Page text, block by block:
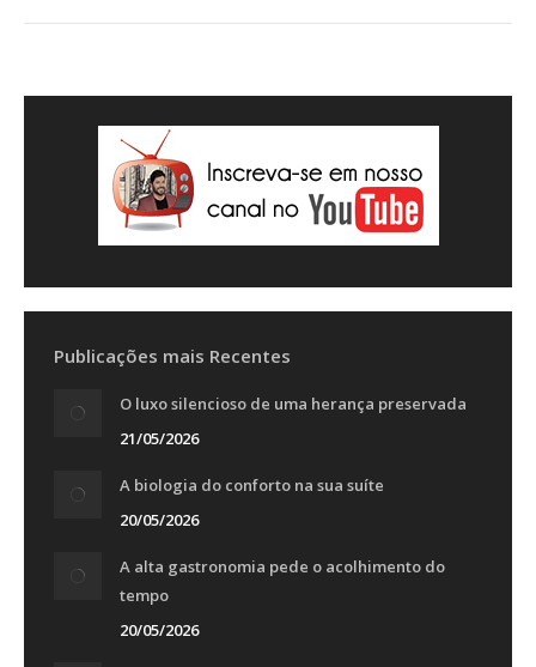
Publicações mais Recentes
O luxo silencioso de uma herança preservada
21/05/2026
A biologia do conforto na sua suíte
20/05/2026
A alta gastronomia pede o acolhimento do
tempo
20/05/2026